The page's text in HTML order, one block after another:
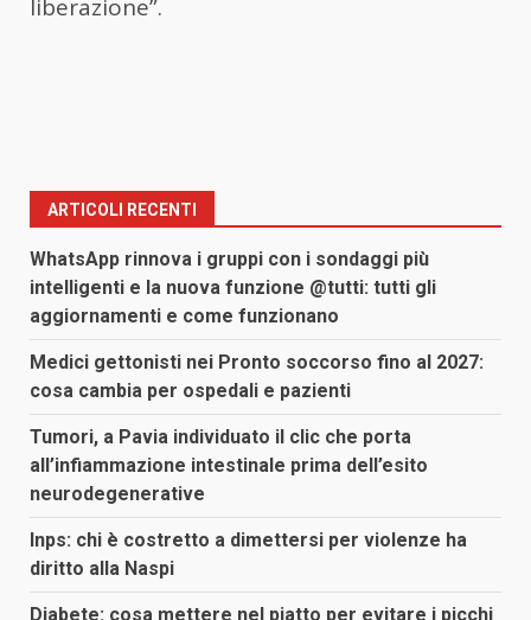
liberazione”.
ARTICOLI RECENTI
WhatsApp rinnova i gruppi con i sondaggi più
intelligenti e la nuova funzione @tutti: tutti gli
aggiornamenti e come funzionano
Medici gettonisti nei Pronto soccorso fino al 2027:
cosa cambia per ospedali e pazienti
Tumori, a Pavia individuato il clic che porta
all’infiammazione intestinale prima dell’esito
neurodegenerative
Inps: chi è costretto a dimettersi per violenze ha
diritto alla Naspi
Diabete: cosa mettere nel piatto per evitare i picchi